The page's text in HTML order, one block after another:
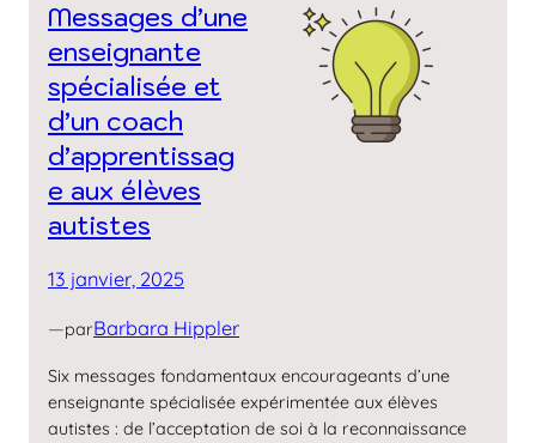
Messages d’une
enseignante
spécialisée et
d’un coach
d’apprentissag
e aux élèves
autistes
13 janvier, 2025
—parBarbara Hippler
Six messages fondamentaux encourageants d’une
enseignante spécialisée expérimentée aux élèves
autistes : de l’acceptation de soi à la reconnaissance